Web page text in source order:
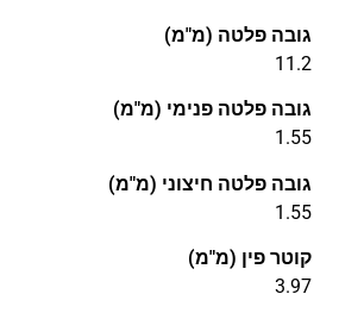
גובה פלטה (מ"מ)
11.2
גובה פלטה פנימי (מ"מ)
1.55
גובה פלטה חיצוני (מ"מ)
1.55
קוטר פין (מ"מ)
3.97